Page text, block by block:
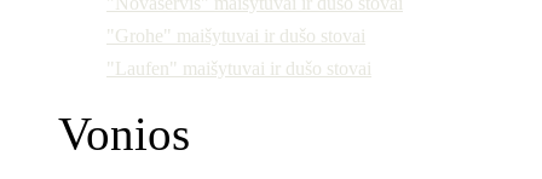
"Grohe" maišytuvai ir dušo stovai
"Laufen" maišytuvai ir dušo stovai
Vonios